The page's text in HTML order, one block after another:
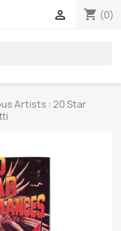
shopping_cart (0)

Artists : 20 Star